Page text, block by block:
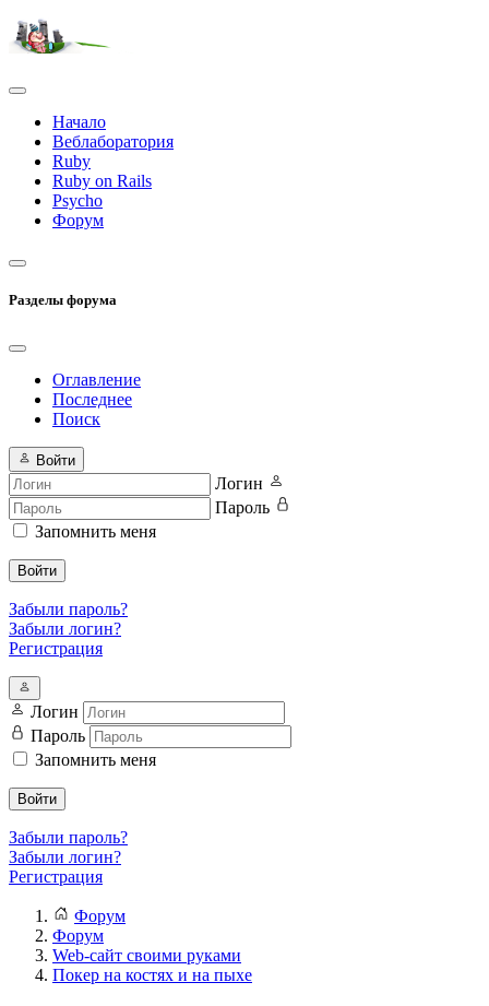
Начало
Веблаборатория
Ruby
Ruby on Rails
Psycho
Форум
Разделы форума
Оглавление
Последнее
Поиск
Войти
Логин
Пароль
Запомнить меня
Войти
Забыли пароль?
Забыли логин?
Регистрация
Логин
Пароль
Запомнить меня
Войти
Забыли пароль?
Забыли логин?
Регистрация
Форум
Форум
Web-сайт своими руками
Покер на костях и на пыхе